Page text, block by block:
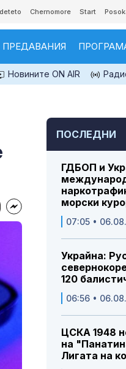
Chernomore Start
ПРЕДАВАНИЯ
Новините ON AIR
ПОСЛЕДНИ
ГДБОП и
морски
07:05 •
Украйна:
120
06:56 •
ЦСКА 1948
на
Лигата на